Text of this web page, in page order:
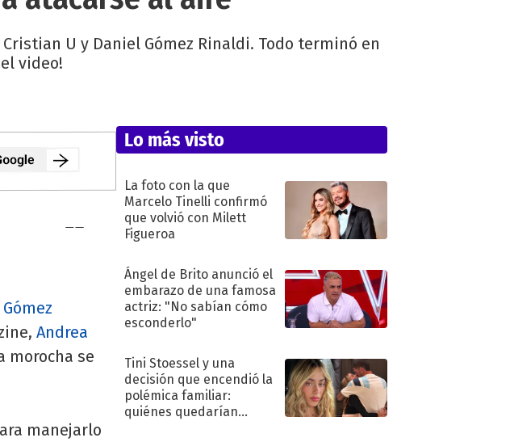
U y Daniel Gómez Rinaldi. Todo terminó en
video!
Andrea
morocha se
manejarlo
Lo más visto
La foto con la que
Marcelo Tinelli confirmó
que volvió con Milett
Figueroa
Ángel de Brito anunció el
embarazo de una famosa
actriz: "No sabían cómo
esconderlo"
Tini Stoessel y una
decisión que encendió la
polémica familiar:
quiénes quedarían